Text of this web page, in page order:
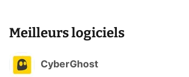
Meilleurs logiciels
CyberGhost